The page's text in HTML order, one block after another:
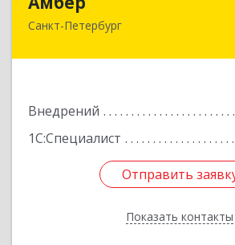
Санкт-Петербург
Внедрений
1С:Специалист
Отправить
Показать контакты
191119, Санкт-Петербург г,
Отправить
Назад